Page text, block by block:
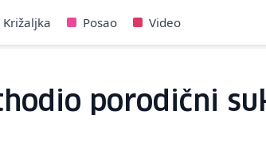
Križaljka Posao Video
porodični